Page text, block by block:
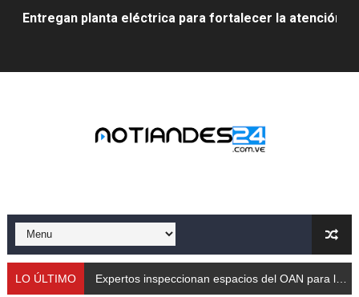
Entregan planta eléctrica para fortalecer la atención
Campo Elías avanza con plan de asfaltado
Venezuela instala su primer detector de
Consolidan planificación técnica en el Complejo
LO ÚLTIMO Expertos inspeccionan espacios del OAN para la instalación del detector Cherenkov de agua